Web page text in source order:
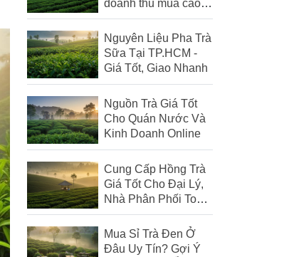
doanh thu mùa cao
điểm
Nguyên Liệu Pha Trà
Sữa Tại TP.HCM -
Giá Tốt, Giao Nhanh
Nguồn Trà Giá Tốt
Cho Quán Nước Và
Kinh Doanh Online
Cung Cấp Hồng Trà
Giá Tốt Cho Đại Lý,
Nhà Phân Phối Toàn
Quốc
Mua Sỉ Trà Đen Ở
Đâu Uy Tín? Gợi Ý